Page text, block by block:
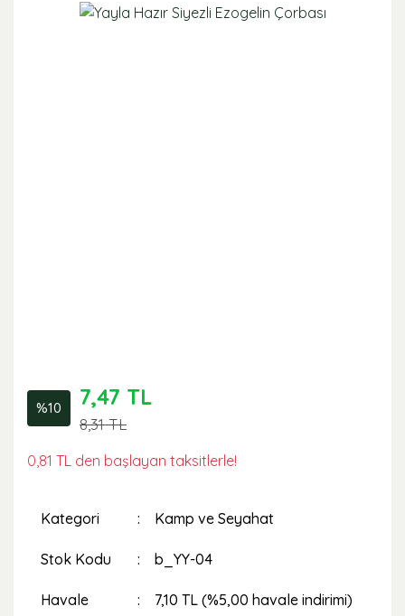
%10 7,47 TL
8,31 TL
0,81 TL den başlayan taksitlerle!
Kategori Kamp ve Seyahat
Stok Kodu b_YY-04
Havale 7,10 TL (%5,00 havale indirimi)